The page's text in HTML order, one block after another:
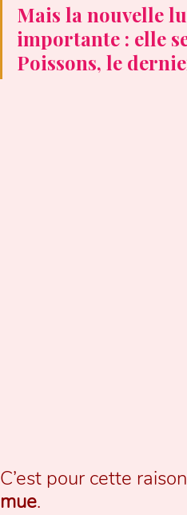
Mais la nouvelle
importante : elle
Poissons, le
C’est pour cette
mue.